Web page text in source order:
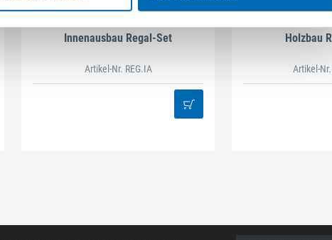
Innenausbau Regal-Set
Artikel-Nr. REG.IA
Holzbau
Artikel-Nr.